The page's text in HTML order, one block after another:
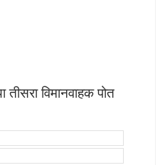
तीसरा विमानवाहक पोत